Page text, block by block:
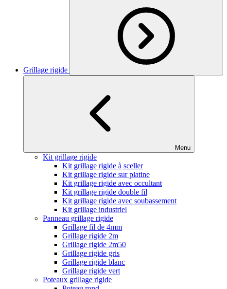
Grillage rigide
Menu
Kit grillage rigide
Kit grillage rigide à sceller
Kit grillage rigide sur platine
Kit grillage rigide avec occultant
Kit grillage rigide double fil
Kit grillage rigide avec soubassement
Kit grillage industriel
Panneau grillage rigide
Grillage fil de 4mm
Grillage rigide 2m
Grillage rigide 2m50
Grillage rigide gris
Grillage rigide blanc
Grillage rigide vert
Poteaux grillage rigide